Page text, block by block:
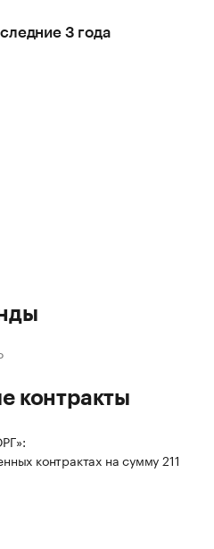
3 года
контракты
контрактах на сумму 211